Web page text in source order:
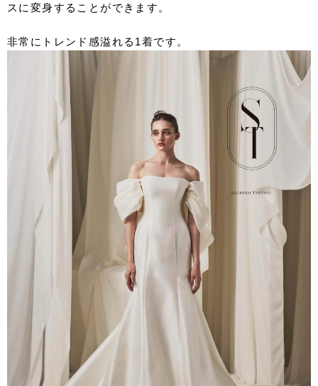
スに変身することができます。
非常にトレンド感溢れる1着です。